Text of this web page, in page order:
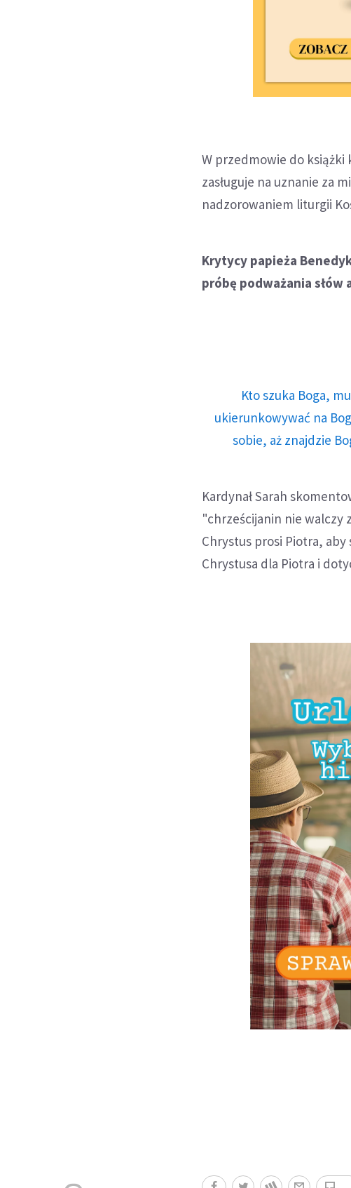
W przedmowie do książki
zasługuje na uznanie za
nadzorowaniem liturgii
Krytycy papieża
próbę podważania słów
Kto szuka Boga,
ukierunkowywać na
sobie, aż znajdzie
Kardynał Sarah
"chrześcijanin nie walczy
Chrystus prosi Piotra, aby
Chrystusa dla Piotra i